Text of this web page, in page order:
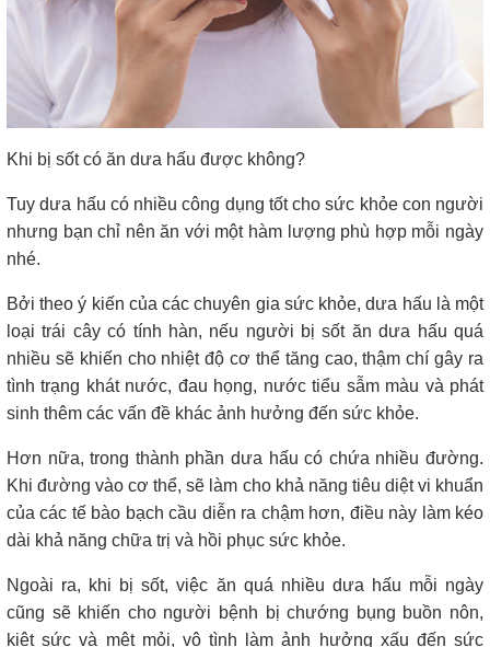
Khi bị sốt có ăn dưa hấu được không?
Tuy dưa hấu có nhiều công dụng tốt cho sức khỏe con người
nhưng bạn chỉ nên ăn với một hàm lượng phù hợp mỗi ngày
nhé.
Bởi theo ý kiến ​​của các chuyên gia sức khỏe, dưa hấu là một
loại trái cây có tính hàn, nếu người bị sốt ăn dưa hấu quá
nhiều sẽ khiến cho nhiệt độ cơ thể tăng cao, thậm chí gây ra
tình trạng khát nước, đau họng, nước tiểu sẫm màu và phát
sinh thêm các vấn đề khác ảnh hưởng đến sức khỏe.
Hơn nữa, trong thành phần dưa hấu có chứa nhiều đường.
Khi đường vào cơ thể, sẽ làm cho khả năng tiêu diệt vi khuẩn
của các tế bào bạch cầu diễn ra chậm hơn, điều này làm kéo
dài khả năng chữa trị và hồi phục sức khỏe.
Ngoài ra, khi bị sốt, việc ăn quá nhiều dưa hấu mỗi ngày
cũng sẽ khiến cho người bệnh bị chướng bụng buồn nôn,
kiệt sức và mệt mỏi, vô tình làm ảnh hưởng xấu đến sức